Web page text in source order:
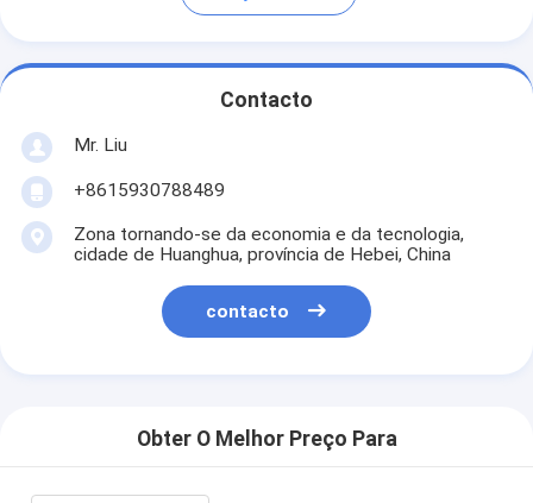
Contacto
Mr. Liu
+8615930788489
Zona tornando-se da economia e da tecnologia,
cidade de Huanghua, província de Hebei, China
contacto
Obter O Melhor Preço Para